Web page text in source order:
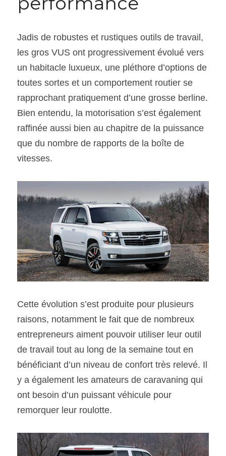
ASSURANCE
Jadis de robustes et rustiques outils de travail,
les gros VUS ont progressivement évolué vers
un habitacle luxueux, une pléthore d’options de
toutes sortes et un comportement routier se
rapprochant pratiquement d’une grosse berline.
Bien entendu, la motorisation s’est également
raffinée aussi bien au chapitre de la puissance
que du nombre de rapports de la boîte de
vitesses.
Cette évolution s’est produite pour plusieurs
raisons, notamment le fait que de nombreux
entrepreneurs aiment pouvoir utiliser leur outil
de travail tout au long de la semaine tout en
bénéficiant d’un niveau de confort très relevé. Il
y a également les amateurs de caravaning qui
ont besoin d’un puissant véhicule pour
remorquer leur roulotte.